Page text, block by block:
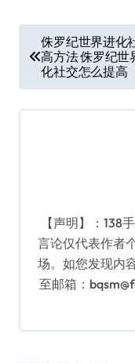
章
导
航
侏罗纪世界进化
高方法 侏罗纪世
化社交怎么提高
【声明】：138
言论仅代表作者
场。如您发现内
至邮箱：